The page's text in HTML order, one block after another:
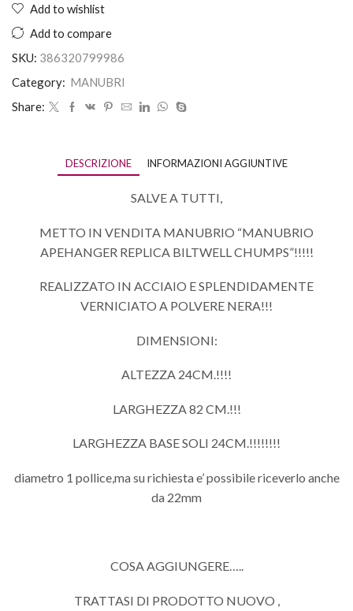
Add to wishlist
Add to compare
SKU: 386320799986
Category: MANUBRI
Share:
DESCRIZIONE INFORMAZIONI AGGIUNTIVE
SALVE A TUTTI,
METTO IN VENDITA MANUBRIO “MANUBRIO
APEHANGER REPLICA BILTWELL CHUMPS”!!!!!
REALIZZATO IN ACCIAIO E SPLENDIDAMENTE
VERNICIATO A POLVERE NERA!!!
DIMENSIONI:
ALTEZZA 24CM.!!!!
LARGHEZZA 82 CM.!!!
LARGHEZZA BASE SOLI 24CM.!!!!!!!!
diametro 1 pollice,ma su richiesta e’ possibile riceverlo anche
da 22mm
COSA AGGIUNGERE…..
TRATTASI DI PRODOTTO NUOVO ,